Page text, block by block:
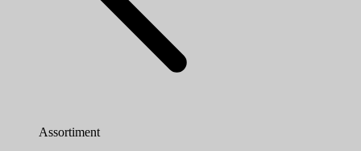
Assortiment